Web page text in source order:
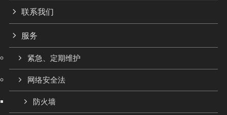
联系我们
服务
紧急、定期维护
网络安全法
防火墙